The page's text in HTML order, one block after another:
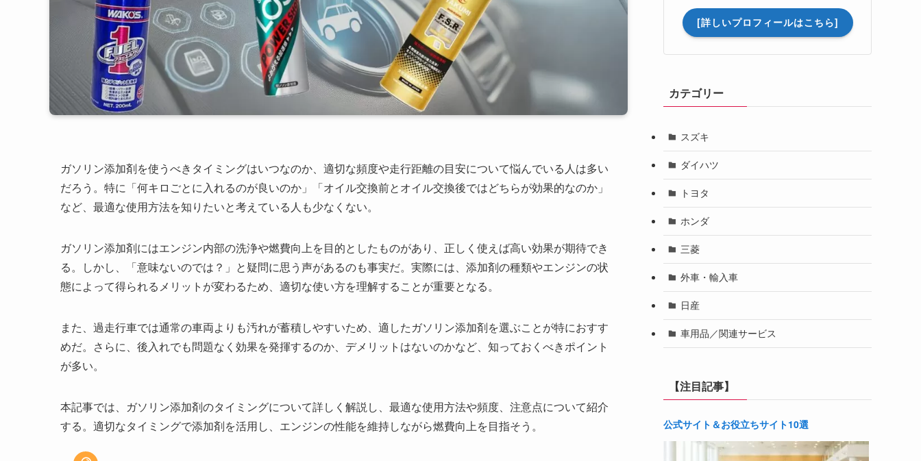
ガソリン添加剤を使うべきタイミングはいつなのか、適切な頻度や走行距離の目安について悩んでいる人は多い
だろう。特に「何キロごとに入れるのが良いのか」「オイル交換前とオイル交換後ではどちらが効果的なのか」
など、最適な使用方法を知りたいと考えている人も少なくない。
ガソリン添加剤にはエンジン内部の洗浄や燃費向上を目的としたものがあり、正しく使えば高い効果が期待でき
る。しかし、「意味ないのでは？」と疑問に思う声があるのも事実だ。実際には、添加剤の種類やエンジンの状
態によって得られるメリットが変わるため、適切な使い方を理解することが重要となる。
また、過走行車では通常の車両よりも汚れが蓄積しやすいため、適したガソリン添加剤を選ぶことが特におすす
めだ。さらに、後入れでも問題なく効果を発揮するのか、デメリットはないのかなど、知っておくべきポイント
が多い。
本記事では、ガソリン添加剤のタイミングについて詳しく解説し、最適な使用方法や頻度、注意点について紹介
する。適切なタイミングで添加剤を活用し、エンジンの性能を維持しながら燃費向上を目指そう。
[詳しいプロフィールはこちら]
カテゴリー
スズキ
ダイハツ
トヨタ
ホンダ
三菱
外車・輸入車
日産
車用品／関連サービス
【注目記事】
公式サイト＆お役立ちサイト10選